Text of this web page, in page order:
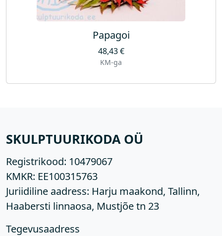
Papagoi
48,43€
KM-ga
SKULPTUURIKODA OÜ
Registrikood: 10479067
KMKR: EE100315763
Juriidiline aadress: Harju maakond, Tallinn,
Haabersti linnaosa, Mustjõe tn 23
Tegevusaadress